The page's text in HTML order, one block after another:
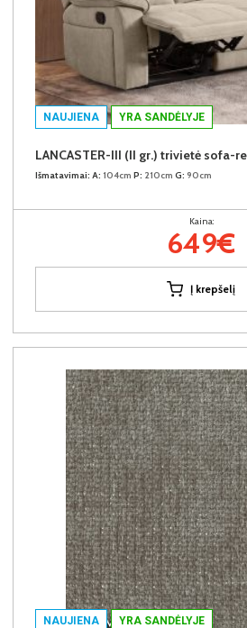
NAUJIENA YRA SANDĖLYJE
Išmatavimai: A: 104cm P: 210cm G: 90cm
Kaina:
649€
Į krepšelį
NAUJIENA YRA SANDĖLYJE